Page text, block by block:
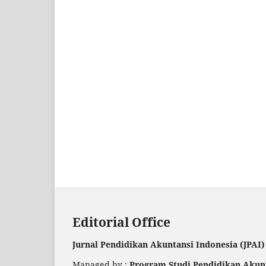
Editorial Office
Jurnal Pendidikan Akuntansi Indonesia (JPAI)